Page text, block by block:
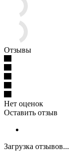
Отзывы
Нет оценок
Оставить отзыв
Загрузка отзывов...